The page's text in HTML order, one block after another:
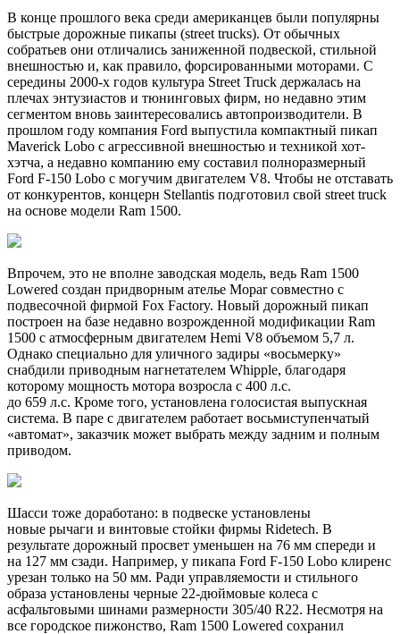
В конце прошлого века среди американцев были популярны
быстрые дорожные пикапы (street trucks). От обычных
собратьев они отличались заниженной подвеской, стильной
внешностью и, как правило, форсированными моторами. С
середины 2000-х годов культура Street Truck держалась на
плечах энтузиастов и тюнинговых фирм, но недавно этим
сегментом вновь заинтересовались автопроизводители. В
прошлом году компания Ford выпустила компактный пикап
Maverick Lobo с агрессивной внешностью и техникой хот-
хэтча, а недавно компанию ему составил полноразмерный
Ford F-150 Lobo с могучим двигателем V8. Чтобы не отставать
от конкурентов, концерн Stellantis подготовил свой street truck
на основе модели Ram 1500.
Впрочем, это не вполне заводская модель, ведь Ram 1500
Lowered создан придворным ателье Mopar совместно с
подвесочной фирмой Fox Factory. Новый дорожный пикап
построен на базе недавно возрожденной модификации Ram
1500 c атмосферным двигателем Hemi V8 объемом 5,7 л.
Однако специально для уличного задиры «восьмерку»
снабдили приводным нагнетателем Whipple, благодаря
которому мощность мотора возросла с 400 л.с.
до 659 л.с. Кроме того, установлена голосистая выпускная
система. В паре с двигателем работает восьмиступенчатый
«автомат», заказчик может выбрать между задним и полным
приводом.
Шасси тоже доработано: в подвеске установлены
новые рычаги и винтовые стойки фирмы Ridetech. В
результате дорожный просвет уменьшен на 76 мм спереди и
на 127 мм сзади. Например, у пикапа Ford F-150 Lobo клиренс
урезан только на 50 мм. Ради управляемости и стильного
образа установлены черные 22-дюймовые колеса с
асфальтовыми шинами размерности 305/40 R22. Несмотря на
все городское пижонство, Ram 1500 Lowered сохранил